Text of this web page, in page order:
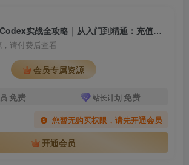
【2026.07.09】Codex实战全攻略｜从入门到精通：充值安装·DeepSeek接入·记忆插件Skill与CLI·MCP深度解析
请付费后查看
会员专属资源
免费 站长计划 免费
您暂无购买权限，请先开通会员
开通会员